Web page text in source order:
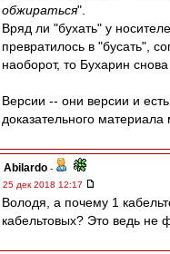
обжираться".
Вряд ли "бухать" у
превратилось в "бусать",
наоборот, то Бухарин
Версии -- они версии и
доказательного материала
Abilardo -
25 дек 2018 12:17
Володя, а почему 1
кабельтовых? Это ведь не